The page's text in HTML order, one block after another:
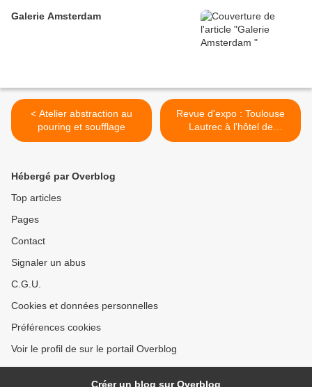
Galerie Amsterdam
< Atelier abstraction au
pouring et soufflage
Revue d'expo : Toulouse
Lautrec à l'hôtel de
Caumont, Aix >
Hébergé par Overblog
Top articles
Pages
Contact
Signaler un abus
C.G.U.
Cookies et données personnelles
Préférences cookies
Voir le profil de sur le portail Overblog
Créer un blog sur Overblog